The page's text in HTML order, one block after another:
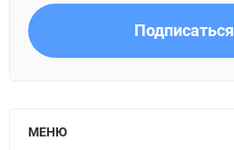
Подписаться
МЕНЮ